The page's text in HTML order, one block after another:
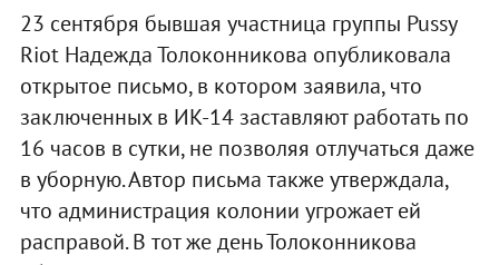
23 сентября бывшая участница группы Pussy
Riot Надежда Толоконникова опубликовала
открытое письмо, в котором заявила, что
заключенных в ИК-14 заставляют работать по
16 часов в сутки, не позволяя отлучаться даже
в уборную. Автор письма также утверждала,
что администрация колонии угрожает ей
расправой. В тот же день Толоконникова